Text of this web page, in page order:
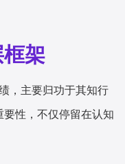
架
，主要归功于其知行
性，不仅停留在认知